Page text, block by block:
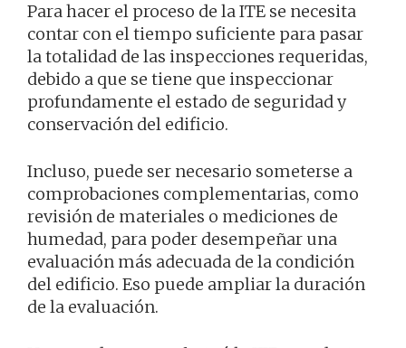
Para hacer el proceso de la ITE se necesita
contar con el tiempo suficiente para pasar
la totalidad de las inspecciones requeridas,
debido a que se tiene que inspeccionar
profundamente el estado de seguridad y
conservación del edificio.
Incluso, puede ser necesario someterse a
comprobaciones complementarias, como
revisión de materiales o mediciones de
humedad, para poder desempeñar una
evaluación más adecuada de la condición
del edificio. Eso puede ampliar la duración
de la evaluación.